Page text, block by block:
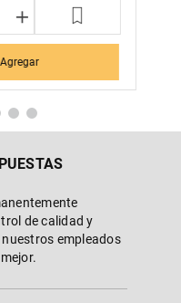
＋
Agregar
de calidad y
empleados